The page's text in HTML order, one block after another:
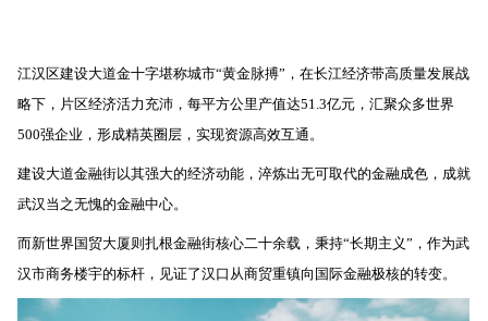
江汉区建设大道金十字堪称城市“黄金脉搏”，在长江经济带高质量发展战
略下，片区经济活力充沛，每平方公里产值达51.3亿元，汇聚众多世界
500强企业，形成精英圈层，实现资源高效互通。
建设大道金融街以其强大的经济动能，淬炼出无可取代的金融成色，成就
武汉当之无愧的金融中心。
而新世界国贸大厦则扎根金融街核心二十余载，秉持“长期主义”，作为武
汉市商务楼宇的标杆，见证了汉口从商贸重镇向国际金融极核的转变。